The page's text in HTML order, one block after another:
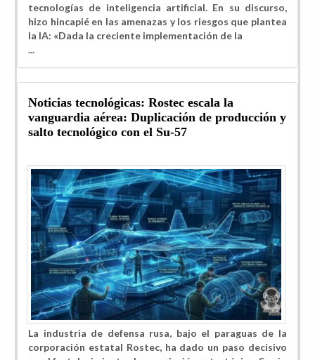
tecnologías de inteligencia artificial. En su discurso,
hizo hincapié en las amenazas y los riesgos que plantea
la IA: «Dada la creciente implementación de la
...
Noticias tecnológicas: Rostec escala la
vanguardia aérea: Duplicación de producción y
salto tecnológico con el Su-57
La industria de defensa rusa, bajo el paraguas de la
corporación estatal Rostec, ha dado un paso decisivo